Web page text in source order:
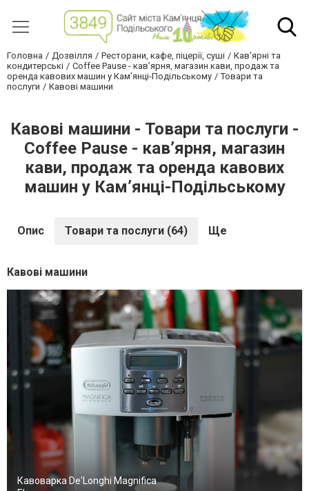
Головна Дозвілля Ресторани, кафе, піцерії, суші
Кав'ярні та
кондитерські
Coffee Pause - кав’ярня, магазин кави, продаж та
оренда кавових машин у Кам’янці-Подільському
Товари та
послуги
Кавові машини
Кавові машини - Товари та послуги -
Coffee Pause - кав’ярня, магазин
кави, продаж та оренда кавових
машин у Кам’янці-Подільському
Опис Товари та послуги (64) Ще
Кавові машини
Кавоварка De'Longhi Magnifica